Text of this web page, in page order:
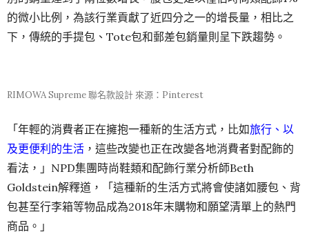
的微小比例，為該行業貢獻了近四分之一的增長量，相比之
下，傳統的手提包、Tote包和郵差包銷量則呈下跌趨勢。
RIMOWA Supreme 聯名款設計 來源：Pinterest
「年輕的消費者正在擁抱一種新的生活方式，比如旅行、以
及更便利的生活 ，這些改變也正在改變各地消費者對配飾的
看法，」NPD集團時尚鞋類和配飾行業分析師Beth
Goldstein解釋道，「這種新的生活方式將會使諸如腰包、背
包甚至行李箱等物品成為2018年末購物和願望清單上的熱門
商品。」